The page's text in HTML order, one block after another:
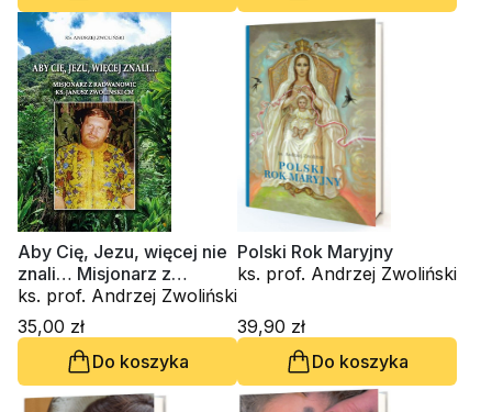
Aby Cię, Jezu, więcej nie
znali… Misjonarz z
Radwanowic
ks. prof. Andrzej Zwoliński
35,00 zł
Do koszyka
Polski Rok Maryjny
ks. prof. Andrzej Zwoliński
39,90 zł
Do koszyka